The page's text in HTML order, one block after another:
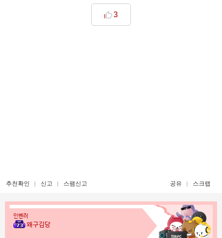
3
추천확인 신고 스팸신고 공유 스크랩
인벤러
왜구김당